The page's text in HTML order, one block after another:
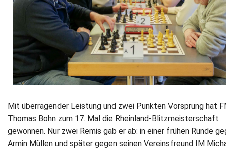
Mit überragender Leistung und zwei Punkten Vorsprung hat
Thomas Bohn zum 17. Mal die Rheinland-Blitzmeisterschaft
gewonnen. Nur zwei Remis gab er ab: in einer frühen Runde
Armin Müllen und später gegen seinen Vereinsfreund IM